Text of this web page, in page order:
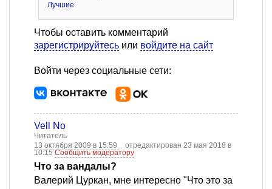
Лучшие
Чтобы оставить комментарий
зарегистрируйтесь или войдите на сайт
Войти через социальные сети:
Vell No
Читатель
13 октября 2009 в 15:59
отредактирован 23 мая 2018 в
10:15Сообщить модератору
Что за вандалы?
Валерий Цуркан, мне интересно "Что это за